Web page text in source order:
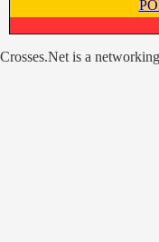
Crosses.Net is a